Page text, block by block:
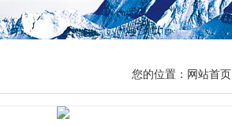
您的位置： 网站首页